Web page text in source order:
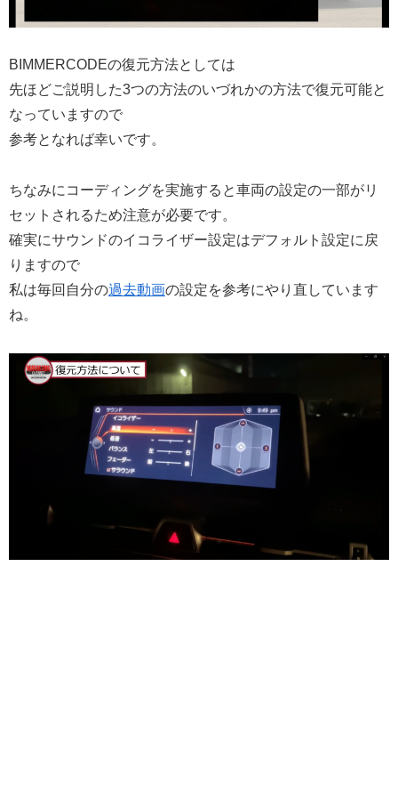
BIMMERCODEの復元方法としては
先ほどご説明した3つの方法のいづれかの方法で復元可能と
なっていますので
参考となれば幸いです。
ちなみにコーディングを実施すると車両の設定の一部がリ
セットされるため注意が必要です。
確実にサウンドのイコライザー設定はデフォルト設定に戻
りますので
私は毎回自分の過去動画の設定を参考にやり直しています
ね。